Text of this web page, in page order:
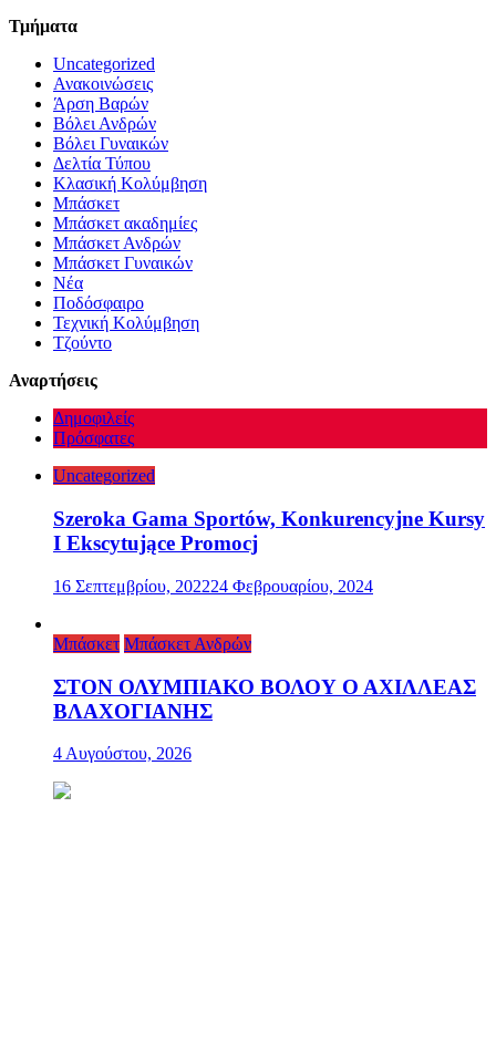
Τμήματα
Uncategorized
Ανακοινώσεις
Άρση Βαρών
Βόλει Ανδρών
Βόλει Γυναικών
Δελτία Τύπου
Κλασική Κολύμβηση
Μπάσκετ
Μπάσκετ ακαδημίες
Μπάσκετ Ανδρών
Μπάσκετ Γυναικών
Νέα
Ποδόσφαιρο
Τεχνική Κολύμβηση
Τζούντο
Αναρτήσεις
Δημοφιλείς
Πρόσφατες
Uncategorized
Szeroka Gama Sportów, Konkurencyjne Kursy
I Ekscytujące Promocj
16 Σεπτεμβρίου, 202224 Φεβρουαρίου, 2024
Μπάσκετ Μπάσκετ Ανδρών
ΣΤΟΝ ΟΛΥΜΠΙΑΚΟ ΒΟΛΟΥ Ο ΑΧΙΛΛΕΑΣ
ΒΛΑΧΟΓΙΑΝΗΣ
4 Αυγούστου, 2026